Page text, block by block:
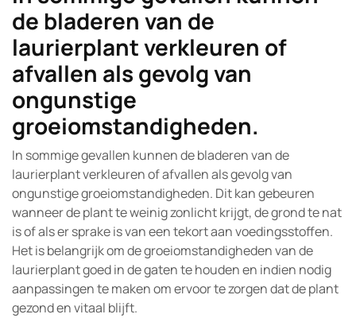
de bladeren van de
laurierplant verkleuren of
afvallen als gevolg van
ongunstige
groeiomstandigheden.
In sommige gevallen kunnen de bladeren van de
laurierplant verkleuren of afvallen als gevolg van
ongunstige groeiomstandigheden. Dit kan gebeuren
wanneer de plant te weinig zonlicht krijgt, de grond te nat
is of als er sprake is van een tekort aan voedingsstoffen.
Het is belangrijk om de groeiomstandigheden van de
laurierplant goed in de gaten te houden en indien nodig
aanpassingen te maken om ervoor te zorgen dat de plant
gezond en vitaal blijft.